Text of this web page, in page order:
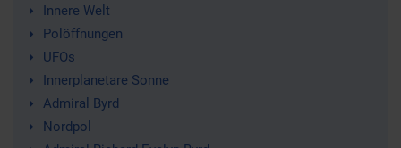
Innere Welt
Polöffnungen
UFOs
Innerplanetare Sonne
Admiral Byrd
Nordpol